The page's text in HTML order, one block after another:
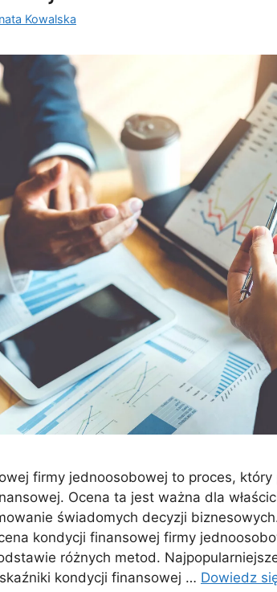
Kowalska
firmy jednoosobowej to proces, który
Ocena ta jest ważna dla
świadomych decyzji
kondycji finansowej firmy
różnych metod.
kondycji finansowej … Dowiedz